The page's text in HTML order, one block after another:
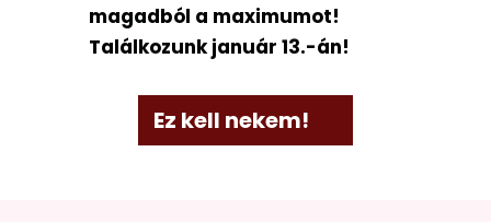
magadból a maximumot!
Találkozunk január 13.-án!
Ez kell nekem!